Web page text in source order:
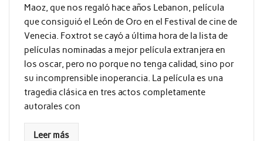
Maoz, que nos regaló hace años Lebanon, película
que consiguió el León de Oro en el Festival de cine de
Venecia. Foxtrot se cayó a última hora de la lista de
películas nominadas a mejor película extranjera en
los oscar, pero no porque no tenga calidad, sino por
su incomprensible inoperancia. La película es una
tragedia clásica en tres actos completamente
autorales con
Leer más